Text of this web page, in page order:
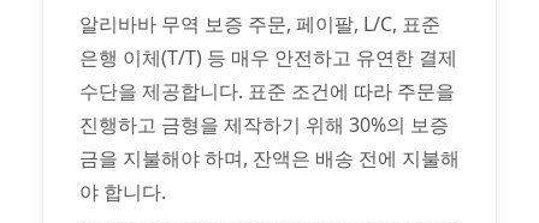
알리바바 무역 보증 주문, 페이팔, L/C, 표준
은행 이체(T/T) 등 매우 안전하고 유연한 결제
수단을 제공합니다. 표준 조건에 따라 주문을
진행하고 금형을 제작하기 위해 30%의 보증
금을 지불해야 하며, 잔액은 배송 전에 지불해
야 합니다.